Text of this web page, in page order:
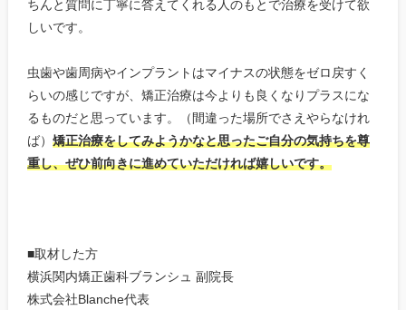
ちんと質問に丁寧に答えてくれる人のもとで治療を受けて欲
しいです。
虫歯や歯周病やインプラントはマイナスの状態をゼロ戻すく
らいの感じですが、矯正治療は今よりも良くなりプラスにな
るものだと思っています。（間違った場所でさえやらなけれ
ば） 矯正治療をしてみようかなと思ったご自分の気持ちを尊
重し、ぜひ前向きに進めていただければ嬉しいです。
■取材した方
横浜関内矯正歯科ブランシュ 副院長
株式会社Blanche代表